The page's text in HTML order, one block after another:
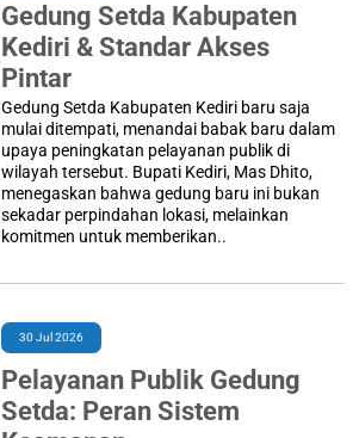
Gedung Setda Kabupaten
Kediri & Standar Akses
Pintar
Gedung Setda Kabupaten Kediri baru saja
mulai ditempati, menandai babak baru dalam
upaya peningkatan pelayanan publik di
wilayah tersebut. Bupati Kediri, Mas Dhito,
menegaskan bahwa gedung baru ini bukan
sekadar perpindahan lokasi, melainkan
komitmen untuk memberikan..
30 Jul 2026
Pelayanan Publik Gedung
Setda: Peran Sistem